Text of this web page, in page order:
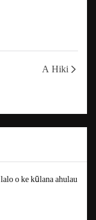
A Hiki
o ke kūlana ahulau